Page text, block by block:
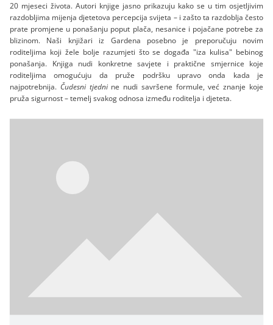
20 mjeseci života. Autori knjige jasno prikazuju kako se u tim osjetljivim
razdobljima mijenja djetetova percepcija svijeta – i zašto ta razdoblja često
prate promjene u ponašanju poput plača, nesanice i pojačane potrebe za
blizinom. Naši knjižari iz Gardena posebno je preporučuju novim
roditeljima koji žele bolje razumjeti što se događa "iza kulisa" bebinog
ponašanja. Knjiga nudi konkretne savjete i praktične smjernice koje
roditeljima omogućuju da pruže podršku upravo onda kada je
najpotrebnija. Čudesni tjednine nudi savršene formule, već znanje koje
pruža sigurnost – temelj svakog odnosa između roditelja i djeteta.